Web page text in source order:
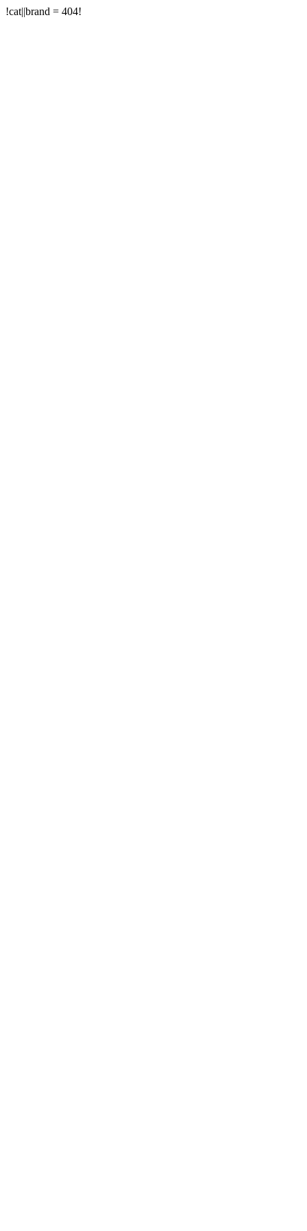
!cat||brand = 404!